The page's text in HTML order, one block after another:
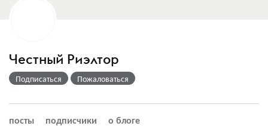
Честный Риэлтор
Подписаться Пожаловаться
посты подписчики о блоге